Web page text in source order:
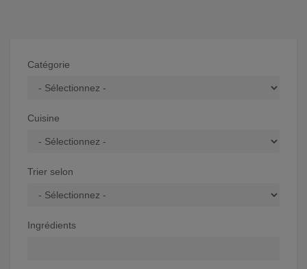
Catégorie
Cuisine
Trier selon
Ingrédients